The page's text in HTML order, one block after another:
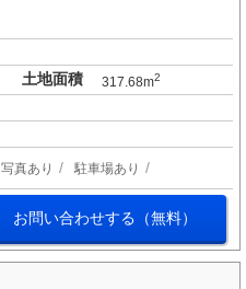
土地面積 317.68m2
写真あり 駐車場あり
お問い合わせする（無料）